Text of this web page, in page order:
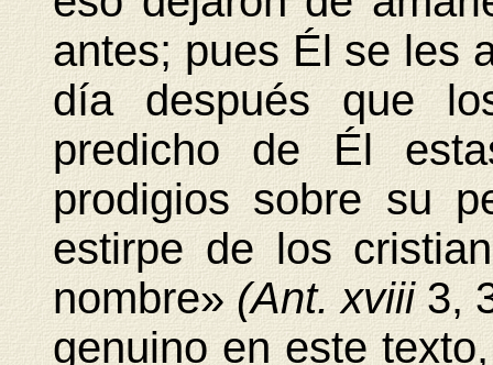
antes; pues Él se les
día después que
predicho de Él
prodigios sobre su
estirpe de los
nombre» (Ant. xviii3,
genuino en este